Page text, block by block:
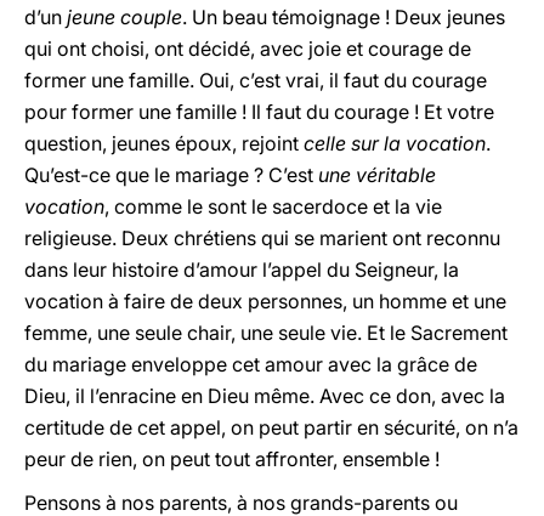
d’un jeune couple. Un beau témoignage ! Deux jeunes
qui ont choisi, ont décidé, avec joie et courage de
former une famille. Oui, c’est vrai, il faut du courage
pour former une famille ! Il faut du courage ! Et votre
question, jeunes époux, rejoint celle sur la vocation.
Qu’est-ce que le mariage ? C’est une véritable
vocation, comme le sont le sacerdoce et la vie
religieuse. Deux chrétiens qui se marient ont reconnu
dans leur histoire d’amour l’appel du Seigneur, la
vocation à faire de deux personnes, un homme et une
femme, une seule chair, une seule vie. Et le Sacrement
du mariage enveloppe cet amour avec la grâce de
Dieu, il l’enracine en Dieu même. Avec ce don, avec la
certitude de cet appel, on peut partir en sécurité, on n’a
peur de rien, on peut tout affronter, ensemble !
Pensons à nos parents, à nos grands-parents ou